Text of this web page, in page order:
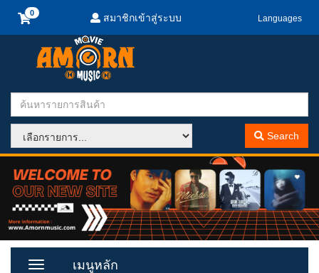
สมาชิกเข้าสู่ระบบ Languages
Search
Toggle
เมนูหลัก